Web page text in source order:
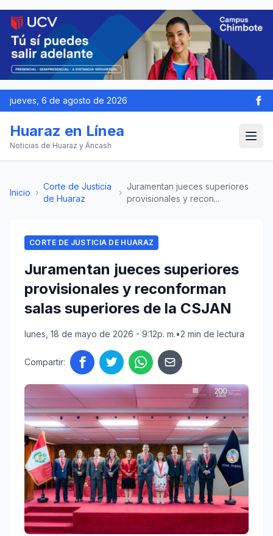
jueves, 6 de agosto de 2026
Huaraz en Línea
Noticias de Huaraz y Áncash
Inicio ›
Corte de Justicia
de Huaraz
›
Juramentan jueces superiores
provisionales y recon...
CORTE DE JUSTICIA DE HUARAZ
Juramentan jueces superiores
provisionales y reconforman
salas superiores de la CSJAN
lunes, 18 de mayo de 2026 - 9:12p. m.•2 min de lectura
Compartir: